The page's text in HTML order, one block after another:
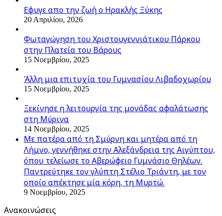
Εφυγε απο την ζωή o Ηρακλής Ξύκης
20 Απριλίου, 2026
Φωταγώγηση του Χριστουγεννιάτικου Πάρκου
στην Πλατεία του Βάρους
15 Νοεμβρίου, 2025
Άλλη μια επιτυχία του Γυμνασίου Λιβαδοχωρίου
15 Νοεμβρίου, 2025
Ξεκίνησε η λειτουργία της μονάδας αφαλάτωσης
στη Μύρινα
14 Νοεμβρίου, 2025
Με πατέρα από τη Σμύρνη και μητέρα από τη
Λήμνο, γεννήθηκε στην Αλεξάνδρεια της Αιγύπτου,
όπου τελείωσε το Αβερώφειο Γυμνάσιο Θηλέων.
Παντρεύτηκε τον γλύπτη Στέλιο Τριάντη, με τον
οποίο απέκτησε μία κόρη, τη Μυρτώ.
9 Νοεμβρίου, 2025
Ανακοινώσεις